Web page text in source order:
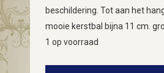
beschildering. Tot aan het
mooie kerstbal bijna 11 cm.
1 op voorraad